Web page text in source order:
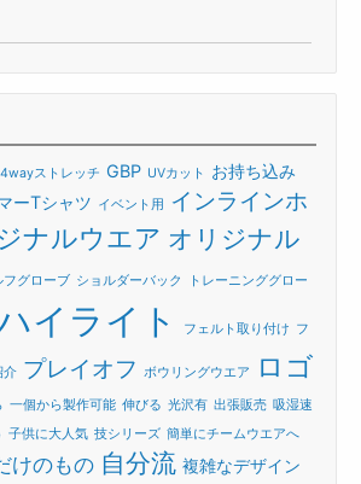
4wayストレッチ GBP UVカット
お持ち込み
ーTシャツ イベント用
インラインホ
ナルウエア オリジナル
フグローブ ショルダーバック トレーニンググロー
イライト フェルト取り付け フ
介 プレイオフ ボウリングウエア ロゴ
一個から製作可能 伸びる 光沢有 出張販売 吸湿速
子供に大人気 技シリーズ 簡単にチームウエアへ
けのもの 自分流 複雑なデザイン